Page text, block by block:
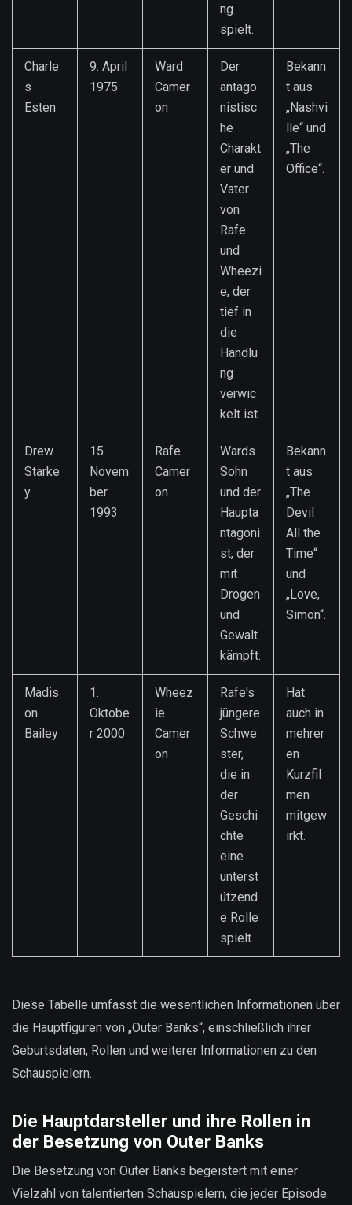
ng
spielt.
Charle
s
Esten
9. April
1975
Ward
Camer
on
Der
antago
nistisc
he
Charakt
er und
Vater
von
Rafe
und
Wheezi
e, der
tief in
die
Handlu
ng
verwic
kelt ist.
Bekann
t aus
„Nashvi
lle“ und
„The
Office“.
Drew
Starke
y
15.
Novem
ber
1993
Rafe
Camer
on
Wards
Sohn
und der
Haupta
ntagoni
st, der
mit
Drogen
und
Gewalt
kämpft.
Bekann
t aus
„The
Devil
All the
Time“
und
„Love,
Simon“.
Madis
on
Bailey
1.
Oktobe
r 2000
Wheez
ie
Camer
on
Rafe's
jüngere
Schwe
ster,
die in
der
Geschi
chte
eine
unterst
ützend
e Rolle
spielt.
Hat
auch in
mehrer
en
Kurzfil
men
mitgew
irkt.
Diese Tabelle umfasst die wesentlichen Informationen über
die Hauptfiguren von „Outer Banks“, einschließlich ihrer
Geburtsdaten, Rollen und weiterer Informationen zu den
Schauspielern.
Die Hauptdarsteller und ihre Rollen in
der Besetzung von Outer Banks
Die Besetzung von Outer Banks begeistert mit einer
Vielzahl von talentierten Schauspielern, die jeder Episode